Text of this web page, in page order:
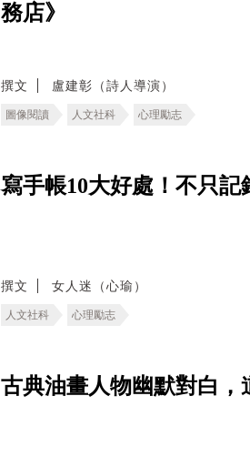
務店》
撰文 盧建彰（詩人導演）
圖像閱讀 人文社科 心理勵志
寫手帳10大好處！不只
撰文 女人迷（心瑜）
人文社科 心理勵志
古典油畫人物幽默對白，